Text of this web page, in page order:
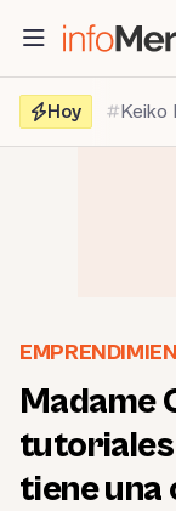
contenido
Hoy
Keiko
Madame
tutoriales
tiene una